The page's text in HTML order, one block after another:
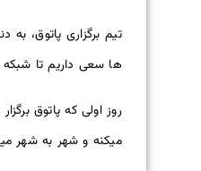
تیم برگزاری پاتوق،
ها سعی داریم تا
روز اولی که پاتوق
میکنه و شهر به شهر